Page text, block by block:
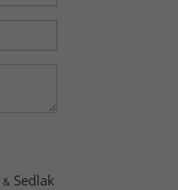
& Sedlak